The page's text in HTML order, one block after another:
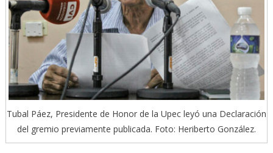
Tubal Páez, Presidente de Honor de la Upec leyó una Declaración
del gremio previamente publicada. Foto: Heriberto González.